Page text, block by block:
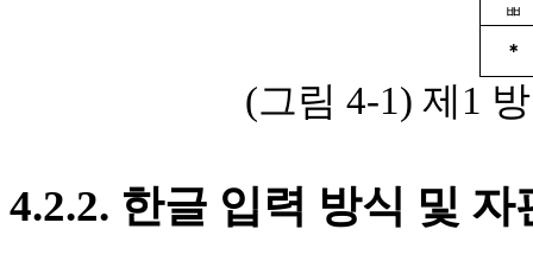
ㅃ
＊
(그림 4-1) 제 1
4.2.2. 한글 입력 방식 및 자